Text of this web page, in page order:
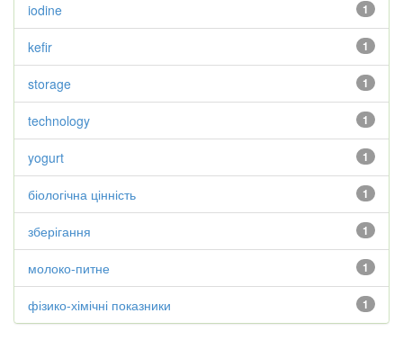
1
iodine
1
kefir
1
storage
1
technology
1
yogurt
1
біологічна цінність
1
зберігання
1
молоко-питне
1
фізико-хімічні показники